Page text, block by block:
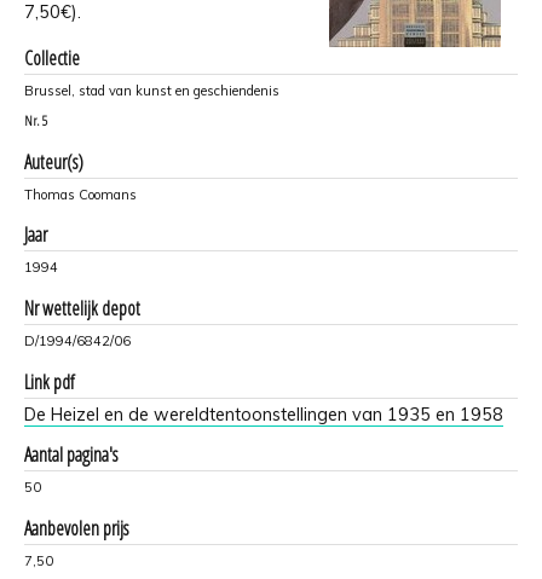
7,50€).
Collectie
Brussel, stad van kunst en geschiendenis
Nr. 5
Auteur(s)
Thomas Coomans
Jaar
1994
Nr wettelijk depot
D/1994/6842/06
Link pdf
De Heizel en de wereldtentoonstellingen van 1935 en 1958
Aantal pagina's
50
Aanbevolen prijs
7,50